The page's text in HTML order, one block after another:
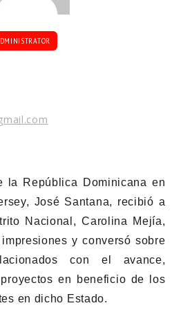
la República Dominicana en
José Santana, recibió a
Nacional, Carolina Mejía,
y conversó sobre
con el avance,
en beneficio de los
en dicho Estado.